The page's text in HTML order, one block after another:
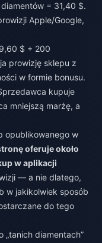
= 31,40 $.
Apple/Google,
$ + 200
prowizję sklepu z
w formie bonusu.
kupuje
mniejszą marżę, a
opublikowanego w
oferuje około
w aplikacji
— a nie dlatego,
w jakikolwiek sposób
do tego
diamentach”